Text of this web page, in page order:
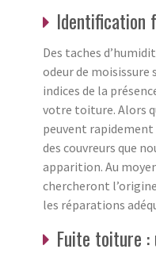
Identification
Des taches
odeur de
indices de la
votre toiture. Alors
peuvent rapidement
des couvreurs que
apparition. Au
chercheront
les réparations
Fuite toiture :